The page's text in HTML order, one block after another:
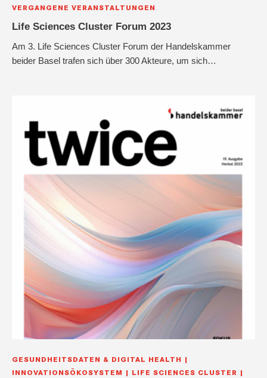
VERGANGENE VERANSTALTUNGEN
Life Sciences Cluster Forum 2023
Am 3. Life Sciences Cluster Forum der Handelskammer
beider Basel trafen sich über 300 Akteure, um sich…
GESUNDHEITSDATEN & DIGITAL HEALTH
INNOVATIONSÖKOSYSTEM
LIFE SCIENCES CLUSTER